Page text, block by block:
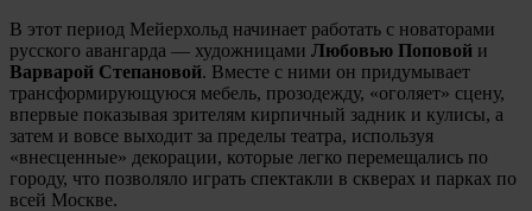
В этот период Мейерхольд начинает работать с новаторами
русского авангарда — художницами Любовью Поповой и
Варварой Степановой. Вместе с ними он придумывает
трансформирующуюся мебель, прозодежду, «оголяет» сцену,
впервые показывая зрителям кирпичный задник и кулисы, а
затем и вовсе выходит за пределы театра, используя
«внесценные» декорации, которые легко перемещались по
городу, что позволяло играть спектакли в скверах и парках по
всей Москве.